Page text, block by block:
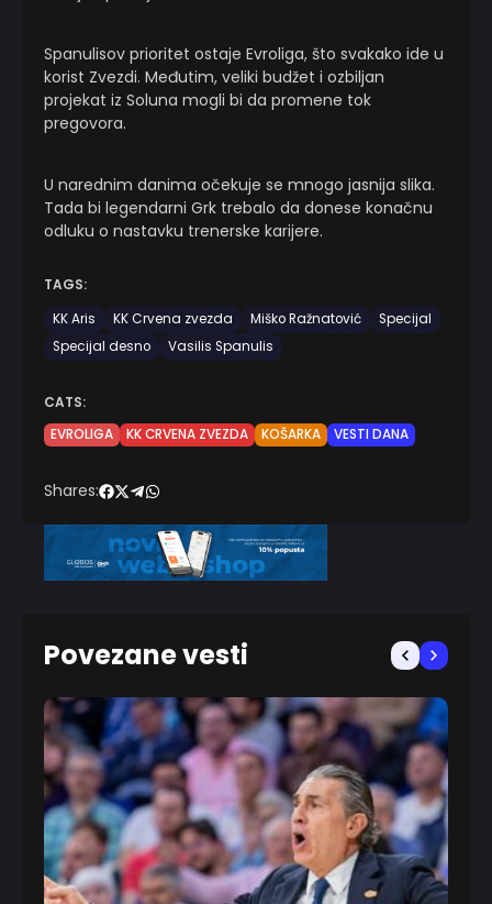
Spanulisov prioritet ostaje Evroliga, što svakako ide u
korist Zvezdi. Međutim, veliki budžet i ozbiljan
projekat iz Soluna mogli bi da promene tok
pregovora.
U narednim danima očekuje se mnogo jasnija slika.
Tada bi legendarni Grk trebalo da donese konačnu
odluku o nastavku trenerske karijere.
TAGS:
KK Aris
KK Crvena zvezda Miško Ražnatović
Specijal
Specijal desno
Vasilis Spanulis
CATS:
EVROLIGA
KK CRVENA ZVEZDA KOŠARKA VESTI DANA
Shares:
Povezane vesti